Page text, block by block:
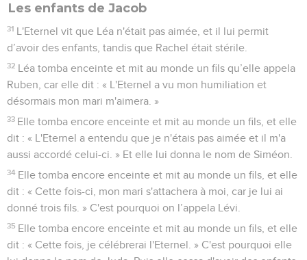
Les enfants de Jacob
31 L'Eternel vit que Léa n'était pas aimée, et il lui permit
d’avoir des enfants, tandis que Rachel était stérile.
32 Léa tomba enceinte et mit au monde un fils qu’elle appela
Ruben, car elle dit : « L'Eternel a vu mon humiliation et
désormais mon mari m'aimera. »
33 Elle tomba encore enceinte et mit au monde un fils, et elle
dit : « L'Eternel a entendu que je n'étais pas aimée et il m'a
aussi accordé celui-ci. » Et elle lui donna le nom de Siméon.
34 Elle tomba encore enceinte et mit au monde un fils, et elle
dit : « Cette fois-ci, mon mari s'attachera à moi, car je lui ai
donné trois fils. » C'est pourquoi on l’appela Lévi.
35 Elle tomba encore enceinte et mit au monde un fils, et elle
dit : « Cette fois, je célébrerai l'Eternel. » C'est pourquoi elle